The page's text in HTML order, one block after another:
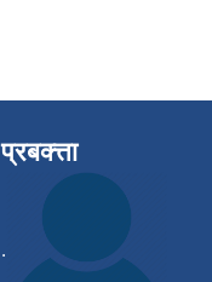
प्रबक्त्ता
.